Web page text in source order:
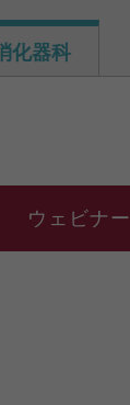
化器科
ウェビナー